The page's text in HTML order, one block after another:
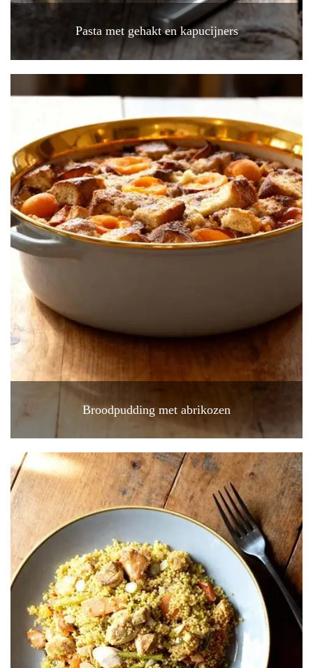
Pasta met gehakt en kapucijners
Broodpudding met abrikozen